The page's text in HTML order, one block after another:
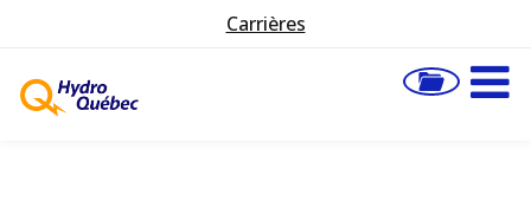
Carrières